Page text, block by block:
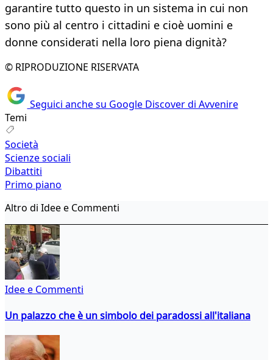
garantire tutto questo in un sistema in cui non
sono più al centro i cittadini e cioè uomini e
donne considerati nella loro piena dignità?
© RIPRODUZIONE RISERVATA
Seguici anche su Google Discover di Avvenire
Temi
Società
Scienze sociali
Dibattiti
Primo piano
Altro di Idee e Commenti
Idee e Commenti
Un palazzo che è un simbolo dei paradossi all'italiana